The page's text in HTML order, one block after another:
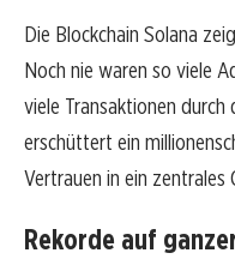
Die Blockchain Solana
Noch nie waren so viele
viele Transaktionen
erschüttert ein
Vertrauen in ein
Rekorde auf